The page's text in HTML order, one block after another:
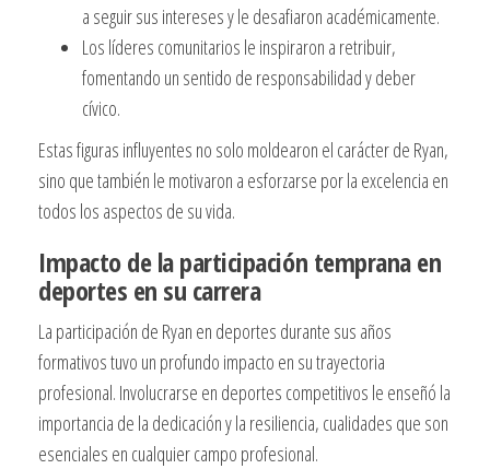
a seguir sus intereses y le desafiaron académicamente.
Los líderes comunitarios le inspiraron a retribuir,
fomentando un sentido de responsabilidad y deber
cívico.
Estas figuras influyentes no solo moldearon el carácter de Ryan,
sino que también le motivaron a esforzarse por la excelencia en
todos los aspectos de su vida.
Impacto de la participación temprana en
deportes en su carrera
La participación de Ryan en deportes durante sus años
formativos tuvo un profundo impacto en su trayectoria
profesional. Involucrarse en deportes competitivos le enseñó la
importancia de la dedicación y la resiliencia, cualidades que son
esenciales en cualquier campo profesional.